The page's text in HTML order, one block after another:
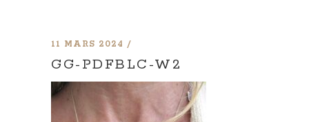
11 MARS 2024
GG-PDFBLC-W2